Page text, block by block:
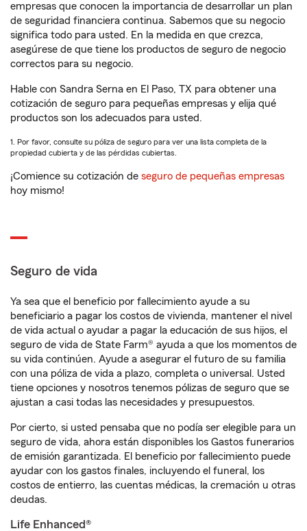
empresas que conocen la importancia de desarrollar un plan
de seguridad financiera continua. Sabemos que su negocio
significa todo para usted. En la medida en que crezca,
asegúrese de que tiene los productos de seguro de negocio
correctos para su negocio.
Hable con Sandra Serna en El Paso, TX para obtener una
cotización de seguro para pequeñas empresas y elija qué
productos son los adecuados para usted.
1. Por favor, consulte su póliza de seguro para ver una lista completa de la
propiedad cubierta y de las pérdidas cubiertas.
¡Comience su cotización de seguro de pequeñas empresas
hoy mismo!
Seguro de vida
Ya sea que el beneficio por fallecimiento ayude a su
beneficiario a pagar los costos de vivienda, mantener el nivel
de vida actual o ayudar a pagar la educación de sus hijos, el
seguro de vida de State Farm® ayuda a que los momentos de
su vida continúen. Ayude a asegurar el futuro de su familia
con una póliza de vida a plazo, completa o universal. Usted
tiene opciones y nosotros tenemos pólizas de seguro que se
ajustan a casi todas las necesidades y presupuestos.
Por cierto, si usted pensaba que no podía ser elegible para un
seguro de vida, ahora están disponibles los Gastos funerarios
de emisión garantizada. El beneficio por fallecimiento puede
ayudar con los gastos finales, incluyendo el funeral, los
costos de entierro, las cuentas médicas, la cremación u otras
deudas.
Life Enhanced®